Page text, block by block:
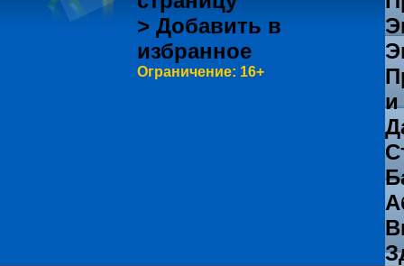
> Добавить в
избранное
Ограничение: 16+